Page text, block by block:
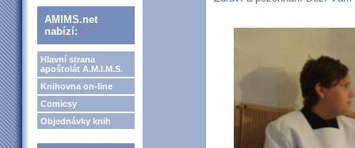
AMIMS.net
nabízí:
Hlavní strana
apoštolát A.M.I.M.S.
Knihovna on-line
Comicsy
Objednávky knih